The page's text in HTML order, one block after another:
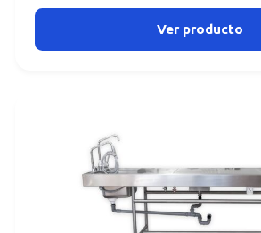
Ver producto